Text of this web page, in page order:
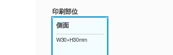
印刷部位
側面
W30×H30mm